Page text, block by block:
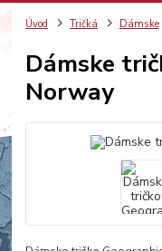
Úvod Tričká Dámske
Dámske
Norway